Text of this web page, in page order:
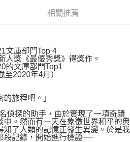
瀏覽以下網址：
定代理人或監護人之同意方可使用
意申辦者引起之損失，本公司不負相關責
，將依據個別帳號之用戶狀況，依本公司即
用他人資訊註冊。若發現惡意使用之情形，
該用戶之使用額度並採取法律行動。
上)免運費
查看運費
相關推薦
文庫部門Top 4
獎《最優秀獎》得獎作。
的文庫部門Top1
2020年4月）
的旅程吧。」
偵探的助手，由於實現了一項奇蹟
中。然而有一天在象徵世界和平的典
知了人類的記憶正發生異變。於是我
段記錄，開始進行檢證──